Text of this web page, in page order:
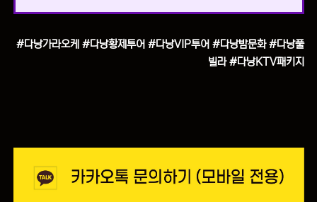
#다낭가라오케 #다낭황제투어 #다낭VIP투어 #다낭밤문화 #다낭풀
빌라 #다낭KTV패키지